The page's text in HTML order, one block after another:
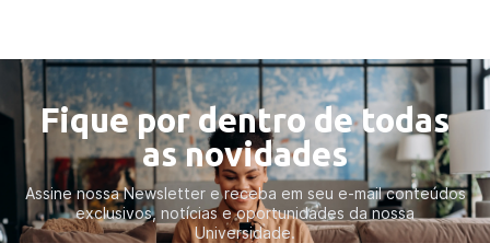
Fique por dentro de todas
as novidades
Assine nossa Newsletter e receba em seu e-mail conteúdos
exclusivos, notícias e oportunidades da nossa
Universidade.